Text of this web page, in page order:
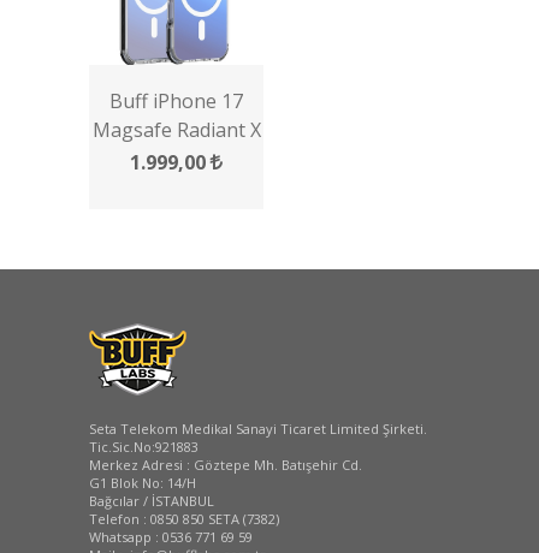
Buff iPhone 17
Magsafe Radiant X
Kılıf
1.999,00
Seta Telekom Medikal Sanayi Ticaret Limited Şirketi.
Tic.Sic.No:921883
Merkez Adresi : Göztepe Mh. Batışehir Cd.
G1 Blok No: 14/H
Bağcılar / İSTANBUL
Telefon : 0850 850 SETA (7382)
Whatsapp : 0536 771 69 59